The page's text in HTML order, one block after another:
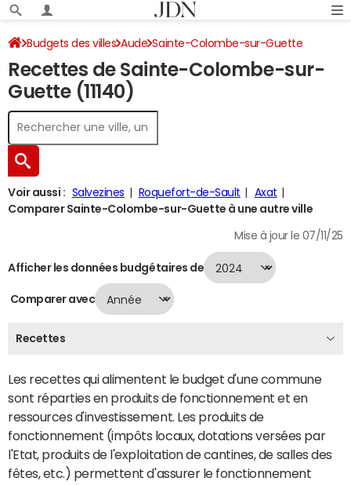
Budgets des villes Aude Sainte-Colombe-sur-Guette
Recettes 2024
Recettes de Sainte-Colombe-sur-
Guette (11140)
Voir aussi : Salvezines Roquefort-de-Sault
Axat
Comparer Sainte-Colombe-sur-Guette à une autre ville
Mise à jour le 07/11/25
Afficher les données budgétaires de
Comparer avec
Recettes
Les recettes qui alimentent le budget d'une commune
sont réparties en produits de fonctionnement et en
ressources d'investissement. Les produits de
fonctionnement (impôts locaux, dotations versées par
l'Etat, produits de l'exploitation de cantines, de salles des
fêtes, etc.) permettent d'assurer le fonctionnement